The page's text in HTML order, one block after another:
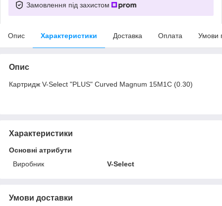
Замовлення під захистом
Опис Характеристики Доставка Оплата Умови
Опис
Картридж V-Select "PLUS" Curved Magnum 15M1C (0.30)
Характеристики
Основні атрибути
Виробник
V-Select
Умови доставки